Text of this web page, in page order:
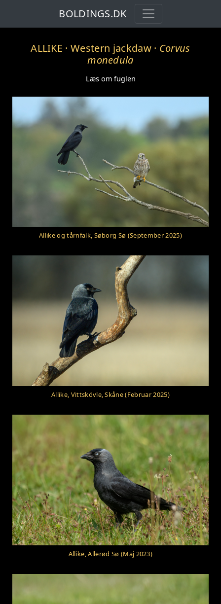
BOLDINGS.DK
ALLIKE · Western jackdaw · Corvus
monedula
Læs om fuglen
Allike og tårnfalk, Søborg Sø (September 2025)
Allike, Vittskövle, Skåne (Februar 2025)
Allike, Allerød Sø (Maj 2023)